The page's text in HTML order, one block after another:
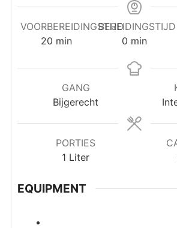
VOORBEREIDINGSTIJD
20minuten
min
BEREIDINGSTIJD
0 minuten
min
GANG
Bijgerecht
PORTIES
1 Liter
EQUIPMENT